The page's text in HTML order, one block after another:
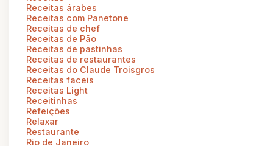
Receitas árabes
Receitas com Panetone
Receitas de chef
Receitas de Pão
Receitas de pastinhas
Receitas de restaurantes
Receitas do Claude Troisgros
Receitas faceis
Receitas Light
Receitinhas
Refeições
Relaxar
Restaurante
Rio de Janeiro